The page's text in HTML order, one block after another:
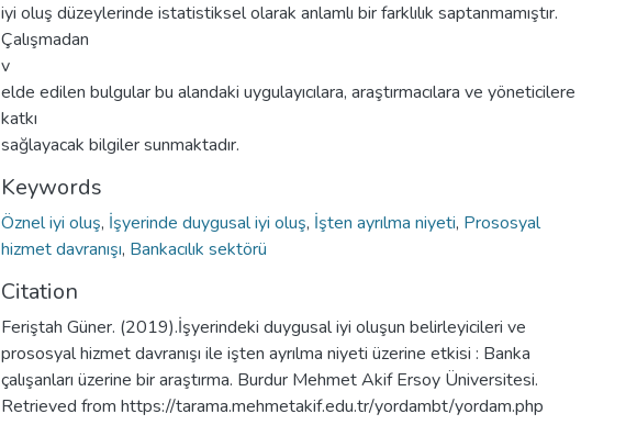
iyi oluş düzeylerinde istatistiksel olarak anlamlı bir farklılık saptanmamıştır.
Çalışmadan
v
elde edilen bulgular bu alandaki uygulayıcılara, araştırmacılara ve yöneticilere
katkı
sağlayacak bilgiler sunmaktadır.
Keywords
Öznel iyi oluş, İşyerinde duygusal iyi oluş, İşten ayrılma niyeti, Prososyal
hizmet davranışı, Bankacılık sektörü
Citation
Feriştah Güner. (2019).İşyerindeki duygusal iyi oluşun belirleyicileri ve
prososyal hizmet davranışı ile işten ayrılma niyeti üzerine etkisi : Banka
çalışanları üzerine bir araştırma. Burdur Mehmet Akif Ersoy Üniversitesi.
Retrieved from https://tarama.mehmetakif.edu.tr/yordambt/yordam.php